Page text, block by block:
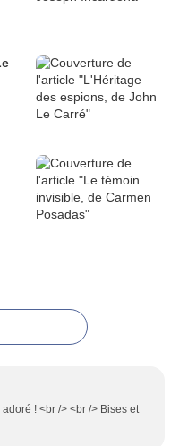
! <br /> <br /> Bises et